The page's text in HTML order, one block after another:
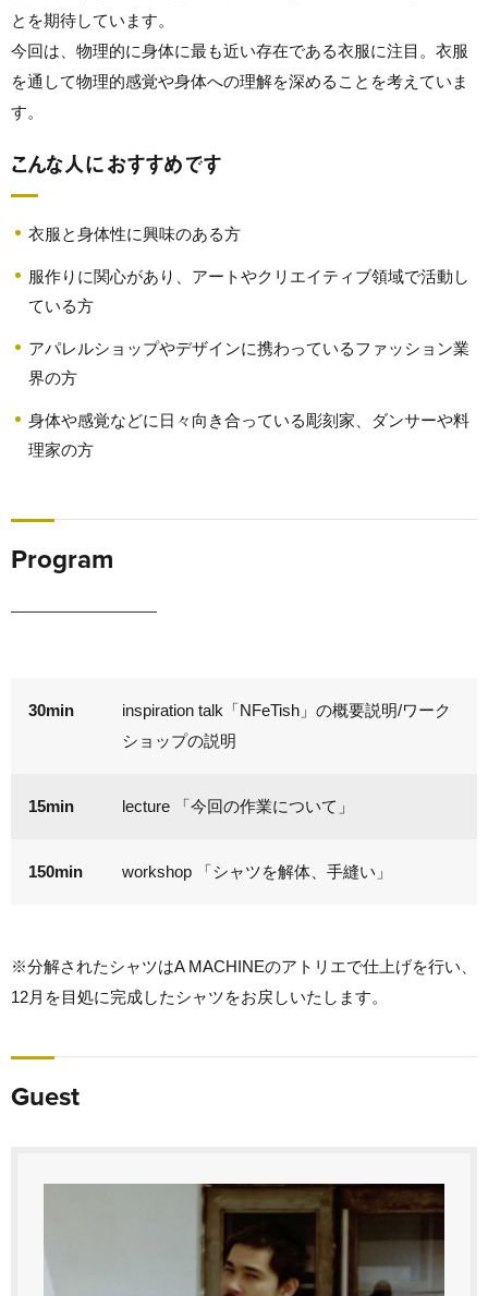
とを期待しています。
今回は、物理的に身体に最も近い存在である衣服に注目。衣服
を通して物理的感覚や身体への理解を深めることを考えていま
す。
こんな人におすすめです
衣服と身体性に興味のある方
服作りに関心があり、アートやクリエイティブ領域で活動し
ている方
アパレルショップやデザインに携わっているファッション業
界の方
身体や感覚などに日々向き合っている彫刻家、ダンサーや料
理家の方
Program
30min
inspiration talk「NFeTish」の概要説明/ワーク
ショップの説明
15min lecture 「今回の作業について」
150min workshop 「シャツを解体、手縫い」
※分解されたシャツはA MACHINEのアトリエで仕上げを行い、
12月を目処に完成したシャツをお戻しいたします。
Guest